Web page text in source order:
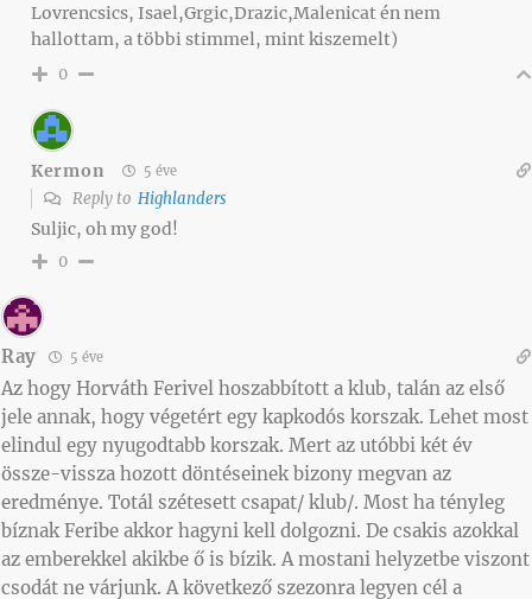
Lovrencsics, Isael,Grgic,Drazic,Malenicat én nem
hallottam, a többi stimmel, mint kiszemelt)
0
Kermon 5 éve
Reply to Highlanders
Suljic, oh my god!
0
Ray 5 éve
Az hogy Horváth Ferivel hoszabbított a klub, talán az első
jele annak, hogy végetért egy kapkodós korszak. Lehet most
elindul egy nyugodtabb korszak. Mert az utóbbi két év
össze-vissza hozott döntéseinek bizony megvan az
eredménye. Totál szétesett csapat/ klub/. Most ha tényleg
bíznak Feribe akkor hagyni kell dolgozni. De csakis azokkal
az emberekkel akikbe ő is bízik. A mostani helyzetbe viszont
csodát ne várjunk. A következő szezonra legyen cél a